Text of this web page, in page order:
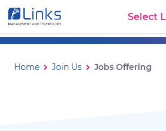
Torna alla homepage
Vai al menu di navigazione
Vai ai contenuti
Select
Jobs Offering
Ti trovi in:
Home Join Us Jobs Offering